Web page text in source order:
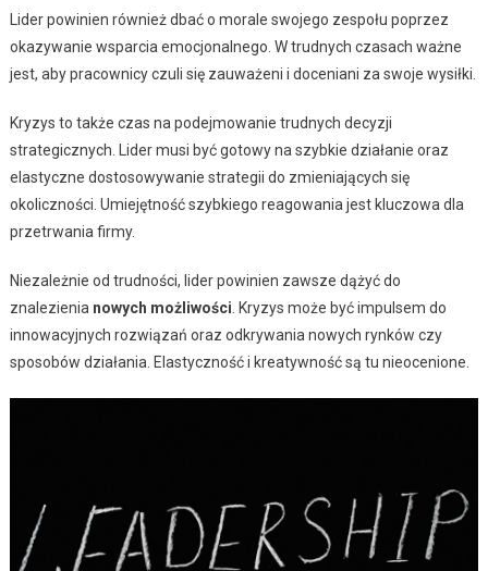
Lider powinien również dbać o morale swojego zespołu poprzez
okazywanie wsparcia emocjonalnego. W trudnych czasach ważne
jest, aby pracownicy czuli się zauważeni i doceniani za swoje wysiłki.
Kryzys to także czas na podejmowanie trudnych decyzji
strategicznych. Lider musi być gotowy na szybkie działanie oraz
elastyczne dostosowywanie strategii do zmieniających się
okoliczności. Umiejętność szybkiego reagowania jest kluczowa dla
przetrwania firmy.
Niezależnie od trudności, lider powinien zawsze dążyć do
znalezienia nowych możliwości . Kryzys może być impulsem do
innowacyjnych rozwiązań oraz odkrywania nowych rynków czy
sposobów działania. Elastyczność i kreatywność są tu nieocenione.